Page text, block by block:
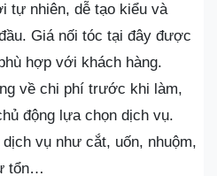
tự nhiên, dễ tạo kiểu và
Giá nối tóc tại đây được
hợp với khách hàng.
về chi phí trước khi làm,
động lựa chọn dịch vụ.
vụ như cắt, uốn, nhuộm,
tổn…